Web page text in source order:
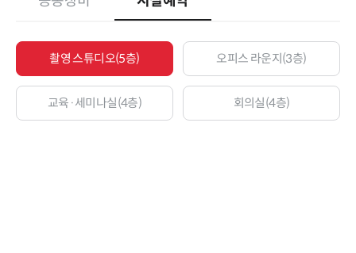
촬영 스튜디오(5층) 오피스 라운지(3층)
교육·세미나실(4층) 회의실(4층)